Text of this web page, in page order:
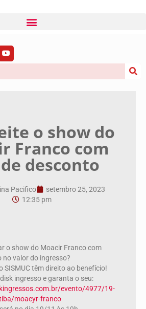
o show do
Franco com
desconto
Pacifico
setembro 25, 2023
12:35 pm
o show do Moacir Franco com
no valor do ingresso?
SISMUC têm direito ao benefício!
ingresso e garanta o seu:
evento/4977/19-
moacyr-franco